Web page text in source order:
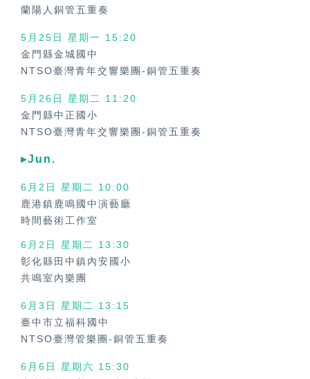
蘭陽人銅管五重奏
5月25日 星期一 15:20
金門縣金城國中
NTSO臺灣青年交響樂團-銅管五重奏
5月26日 星期二 11:20
金門縣中正國小
NTSO臺灣青年交響樂團-銅管五重奏
▸Jun.
6月2日 星期二 10:00
鹿港鎮鹿鳴國中演藝廳
時間藝術工作室
6月2日 星期二 13:30
彰化縣田中鎮內安國小
共鳴室內樂團
6月3日 星期二 13:15
臺中市立福科國中
NTSO臺灣管樂團-銅管五重奏
6月6日 星期六 15:30